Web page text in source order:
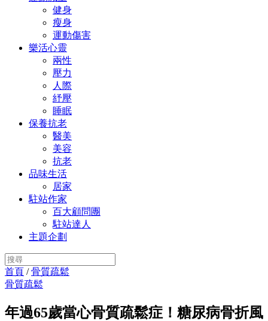
健身
瘦身
運動傷害
樂活心靈
兩性
壓力
人際
紓壓
睡眠
保養抗老
醫美
美容
抗老
品味生活
居家
駐站作家
百大顧問團
駐站達人
主題企劃
首頁 /骨質疏鬆
骨質疏鬆
年過65歲當心骨質疏鬆症！糖尿病骨折風